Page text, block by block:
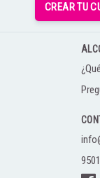
CREAR TU